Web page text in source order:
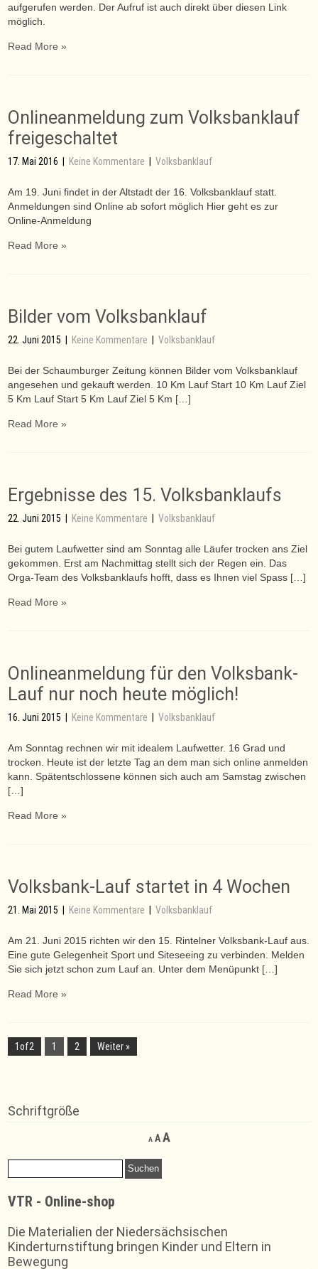
aufgerufen werden. Der Aufruf ist auch direkt über diesen Link
möglich.
Read More »
Onlineanmeldung zum Volksbanklauf
freigeschaltet
17. Mai 2016 | Keine Kommentare |Volksbanklauf
Am 19. Juni findet in der Altstadt der 16. Volksbanklauf statt.
Anmeldungen sind Online ab sofort möglich Hier geht es zur
Online-Anmeldung
Read More »
Bilder vom Volksbanklauf
22. Juni 2015 | Keine Kommentare |Volksbanklauf
Bei der Schaumburger Zeitung können Bilder vom Volksbanklauf
angesehen und gekauft werden. 10 Km Lauf Start 10 Km Lauf Ziel
5 Km Lauf Start 5 Km Lauf Ziel 5 Km […]
Read More »
Ergebnisse des 15. Volksbanklaufs
22. Juni 2015 | Keine Kommentare |Volksbanklauf
Bei gutem Laufwetter sind am Sonntag alle Läufer trocken ans Ziel
gekommen. Erst am Nachmittag stellt sich der Regen ein. Das
Orga-Team des Volksbanklaufs hofft, dass es Ihnen viel Spass […]
Read More »
Onlineanmeldung für den Volksbank-
Lauf nur noch heute möglich!
16. Juni 2015 | Keine Kommentare |Volksbanklauf
Am Sonntag rechnen wir mit idealem Laufwetter. 16 Grad und
trocken. Heute ist der letzte Tag an dem man sich online anmelden
kann. Spätentschlossene können sich auch am Samstag zwischen
[…]
Read More »
Volksbank-Lauf startet in 4 Wochen
21. Mai 2015 | Keine Kommentare |Volksbanklauf
Am 21. Juni 2015 richten wir den 15. Rintelner Volksbank-Lauf aus.
Eine gute Gelegenheit Sport und Siteseeing zu verbinden. Melden
Sie sich jetzt schon zum Lauf an. Unter dem Menüpunkt […]
Read More »
1of2 1 2 Weiter »
Schriftgröße
A
Decrease
font
AReset
font
size.
AIncrease
Suchen
nach:
VTR - Online-shop
Die Materialien der Niedersächsischen
Kinderturnstiftung bringen Kinder und Eltern in
Bewegung